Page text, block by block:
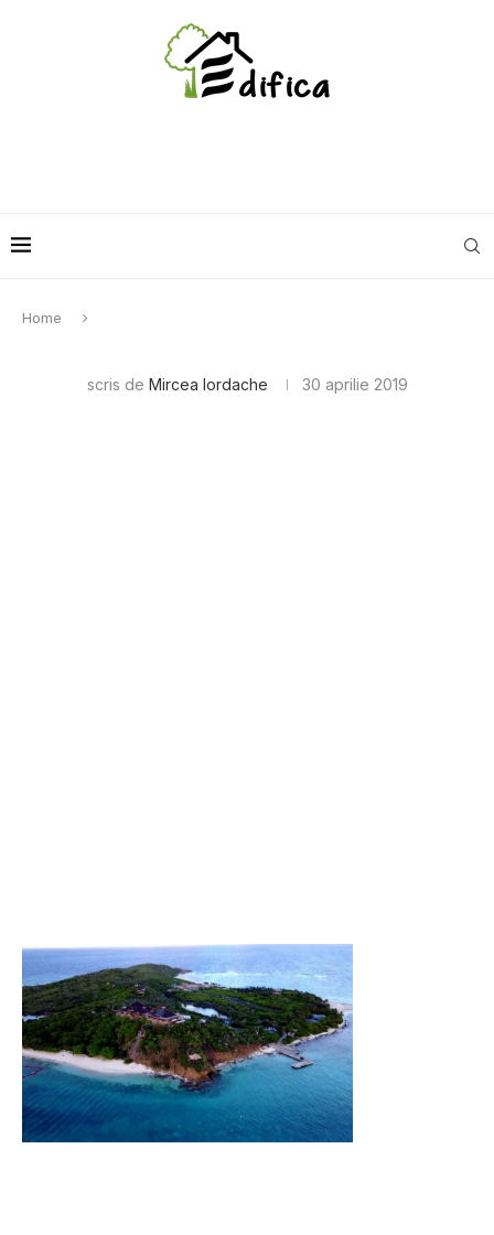
Home
scris de Mircea Iordache 30 aprilie 2019